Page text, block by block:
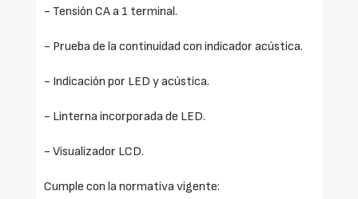
- Tensión CA a 1 terminal.
- Prueba de la continuidad con indicador acústica.
- Indicación por LED y acústica.
- Linterna incorporada de LED.
- Visualizador LCD.
Cumple con la normativa vigente: